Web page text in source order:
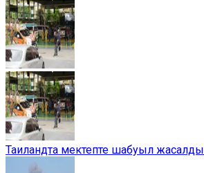
Таиландта мектепте шабуыл жасалды